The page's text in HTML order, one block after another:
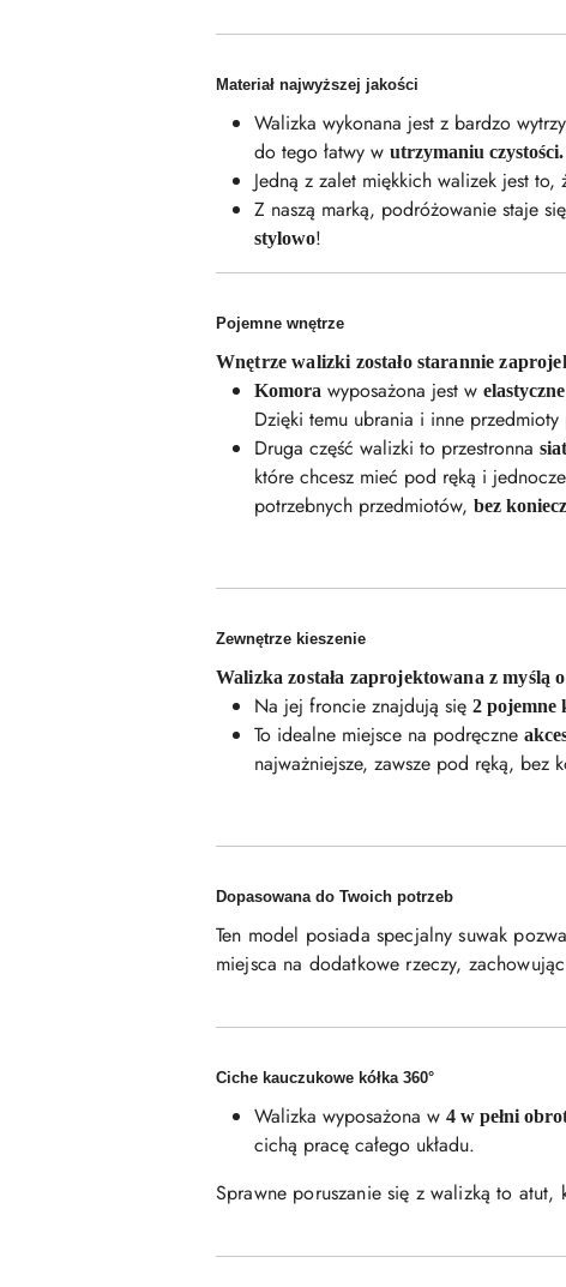
Materiał najwyższej jakości
Walizka wykonana jest z bardzo
do tego łatwy w utrzymaniu czystości.
Jedną z zalet miękkich walizek jest to,
Z naszą marką, podróżowanie staje
stylowo!
Pojemne wnętrze
Wnętrze walizki zostało starannie
Komora wyposażona jest w
Dzięki temu ubrania i inne
Druga część walizki to przestronna
które chcesz mieć pod ręką i
potrzebnych przedmiotów, bez
Zewnętrze kieszenie
Walizka została zaprojektowana z myślą
Na jej froncie znajdują się 2 pojemne
To idealne miejsce na podręczne
najważniejsze, zawsze pod ręką, bez
Dopasowana do Twoich potrzeb
Ten model posiada specjalny suwak
miejsca na dodatkowe rzeczy,
Ciche kauczukowe kółka 360°
Walizka wyposażona w 4 w pełni
cichą pracę całego układu.
Sprawne poruszanie się z walizką to